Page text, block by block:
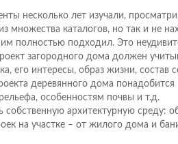
несколько лет изучали,
множества каталогов, но так и не
полностью подходил. Это
загородного дома должен
его интересы, образ жизни, состав
деревянного дома понадобится
особенностям почвы и т.д.
собственную архитектурную среду:
на участке – от жилого дома и